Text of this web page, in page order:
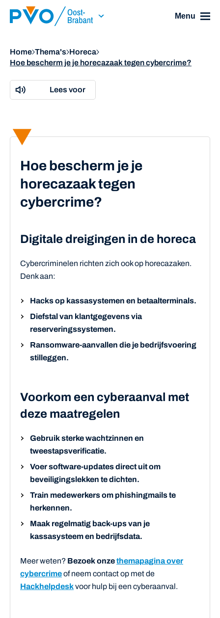
Skip Navigation or Skip to Content
Menu
Home Thema's
Horeca
Hoe bescherm je je horecazaak tegen cybercrime?
Lees voor
Hoe bescherm je je
horecazaak tegen
cybercrime?
Digitale dreigingen in de horeca
Cybercriminelen richten zich ook op horecazaken.
Denk aan:
Hacks op kassasystemen en betaalterminals.
Diefstal van klantgegevens via
reserveringssystemen.
Ransomware-aanvallen die je bedrijfsvoering
stilleggen.
Voorkom een cyberaanval met
deze maatregelen
Gebruik sterke wachtzinnen en
tweestapsverificatie.
Voer software-updates direct uit om
beveiligingslekken te dichten.
Train medewerkers om phishingmails te
herkennen.
Maak regelmatig back-ups van je
kassasysteem en bedrijfsdata.
Meer weten? Bezoek onzethemapagina over
cybercrimeof neem contact op met de
Hackhelpdeskvoor hulp bij een cyberaanval.